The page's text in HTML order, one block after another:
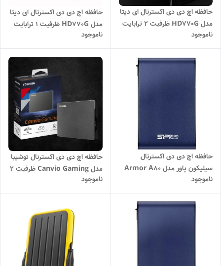
حافظه اچ دی دی اکسترنال ای دیتا
مدل HD770G ظرفیت 2 ترابایت
ناموجود
حافظه اچ دی دی اکسترنال ای دیتا
مدل HD770G ظرفیت 1 ترابایت
ناموجود
حافظه اچ دی دی اکسترنال
سیلیکون پاور مدل Armor A80
ظرفیت 2 ترابایت
ناموجود
حافظه اچ دی دی اکسترنال توشیبا
مدل Canvio Gaming ظرفیت 2
ترابایت
ناموجود